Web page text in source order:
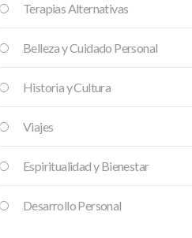
Terapias Alternativas
Belleza y Cuidado Personal
Historia y Cultura
Viajes
Espiritualidad y Bienestar
Desarrollo Personal